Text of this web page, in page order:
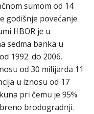
sumom od 14
godišnje povećanje
HBOR je u
sedma banka u
1992. do 2006.
od 30 milijarda 11
u iznosu od 17
pri čemu je 95%
brodogradnji.